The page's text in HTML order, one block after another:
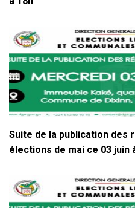
Suite de la publication des
élections de mai ce 03 juin